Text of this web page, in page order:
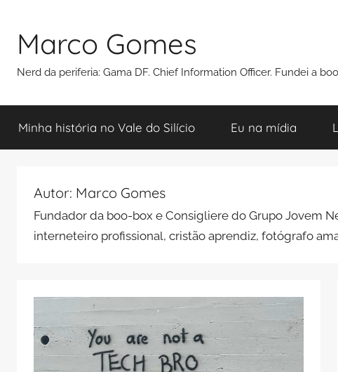
conteúdo
Marco Gomes
Nerd da periferia: Gama DF. Chief Information Officer. Fundei a
Minha história no Vale do Silício Eu na mídia
Autor: Marco Gomes
Fundador da boo-box e Consigliere do Grupo Jovem
interneteiro profissional, cristão aprendiz, fotógrafo